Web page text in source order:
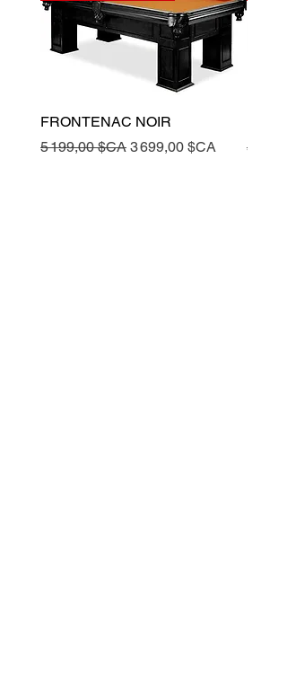
FRONTENAC NOIR
Prix original
5 199,00 $CA Prix promotionnel
3 699,00 $CA
Prix
5